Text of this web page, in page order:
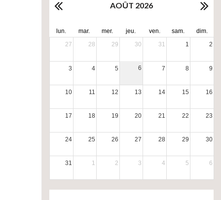
AOÛT 2026
lun. mar. mer. jeu. ven. sam.
dim.
27
28 29 30 31 1 2
3 4 5 6 7 8 9
10 11 12 13 14 15 16
17 18 19 20 21 22 23
24 25 26 27 28 29 30
31 1 2 3 4 5 6